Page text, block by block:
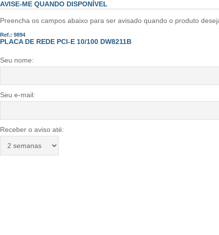
AVISE-ME QUANDO DISPONÍVEL
Preencha os campos abaixo para ser avisado quando o produto
Ref.: 9894
PLACA DE REDE PCI-E 10/100 DW8211B
Seu nome:
Seu e-mail:
Receber o aviso até: